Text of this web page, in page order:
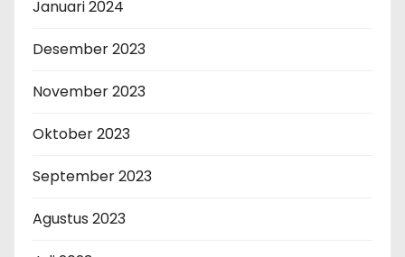
Januari 2024
Desember 2023
November 2023
Oktober 2023
September 2023
Agustus 2023